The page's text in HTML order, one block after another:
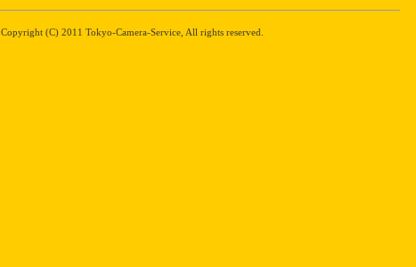
Copyright (C) 2011 Tokyo-Camera-Service, All rights reserved.